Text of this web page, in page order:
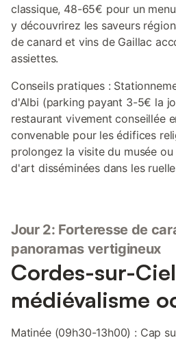
classique, 48-65€ pour un
y découvrirez les saveurs
de canard et vins de Gaillac
assiettes.
Conseils pratiques :
d'Albi (parking payant 3-5€ la
restaurant vivement conseillée
convenable pour les édifices
prolongez la visite du musée
d'art disséminées dans les
Jour 2: Forteresse de
panoramas vertigineux
Cordes-sur-
médiévalisme
Matinée (09h30-13h00) : Cap